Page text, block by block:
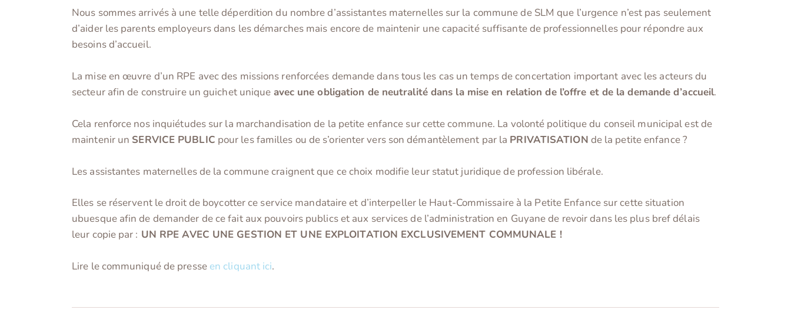
Nous sommes arrivés à une telle déperdition du nombre d’assistantes maternelles sur la commune de SLM que l’urgence n’est pas seulement
d’aider les parents employeurs dans les démarches mais encore de maintenir une capacité suffisante de professionnelles pour répondre aux
besoins d’accueil.
La mise en œuvre d’un RPE avec des missions renforcées demande dans tous les cas un temps de concertation important avec les acteurs du
secteur afin de construire un guichet unique avec une obligation de neutralité dans la mise en relation de l’offre et de la demande d’accueil.
Cela renforce nos inquiétudes sur la marchandisation de la petite enfance sur cette commune. La volonté politique du conseil municipal est de
maintenir un SERVICE PUBLIC pour les familles ou de s’orienter vers son démantèlement par la PRIVATISATION de la petite enfance ?
Les assistantes maternelles de la commune craignent que ce choix modifie leur statut juridique de profession libérale.
Elles se réservent le droit de boycotter ce service mandataire et d’interpeller le Haut-Commissaire à la Petite Enfance sur cette situation
ubuesque afin de demander de ce fait aux pouvoirs publics et aux services de l’administration en Guyane de revoir dans les plus bref délais
leur copie par : UN RPE AVEC UNE GESTION ET UNE EXPLOITATION EXCLUSIVEMENT COMMUNALE !
Lire le communiqué de presse en cliquant ici.